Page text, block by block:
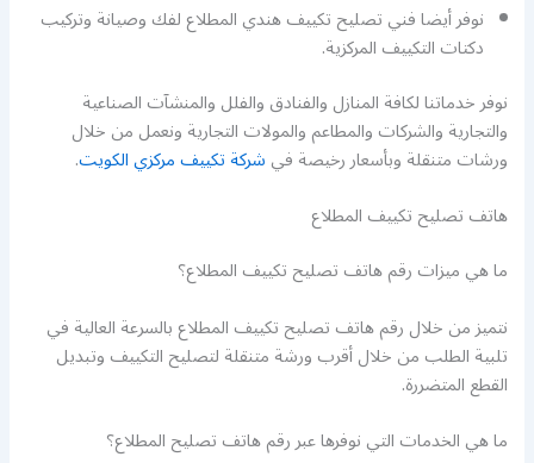
نوفر أيضا فني تصليح تكييف هندي المطلاع لفك وصيانة وتركيب
دكتات التكييف المركزية.
نوفر خدماتنا لكافة المنازل والفنادق والفلل والمنشآت الصناعية
والتجارية والشركات والمطاعم والمولات التجارية ونعمل من خلال
ورشات متنقلة وبأسعار رخيصة فيشركة تكييف مركزي الكويت.
هاتف تصليح تكييف المطلاع
ما هي ميزات رقم هاتف تصليح تكييف المطلاع؟
نتميز من خلال رقم هاتف تصليح تكييف المطلاع بالسرعة العالية في
تلبية الطلب من خلال أقرب ورشة متنقلة لتصليح التكييف وتبديل
القطع المتضررة.
ما هي الخدمات التي نوفرها عبر رقم هاتف تصليح المطلاع؟